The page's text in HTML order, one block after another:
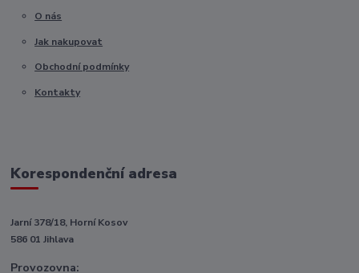
O nás
Jak nakupovat
Obchodní podmínky
Kontakty
Korespondenční adresa
Jarní 378/18, Horní Kosov
586 01 Jihlava
Provozovna: